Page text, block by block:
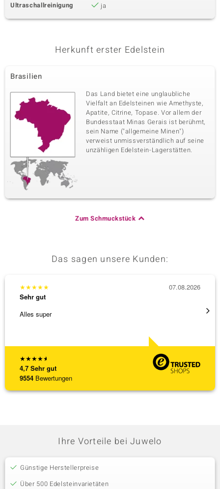
Ultraschallreinigung
ja
Herkunft erster Edelstein
Brasilien
Das Land bietet eine unglaubliche
Vielfalt an Edelsteinen wie Amethyste,
Apatite, Citrine, Topase. Vor allem der
Bundesstaat Minas Gerais ist berühmt,
sein Name ("allgemeine Minen")
verweist unmissverständlich auf seine
unzähligen Edelstein-Lagerstätten.
Zum Schmuckstück
Das sagen unsere Kunden:
★★★★★
4,7 Sehr gut
9554 Bewertungen
★★★★★
Sehr gut
Alles super
07.08.2026
Ihre Vorteile bei Juwelo
Günstige Herstellerpreise
Über 500 Edelsteinvarietäten